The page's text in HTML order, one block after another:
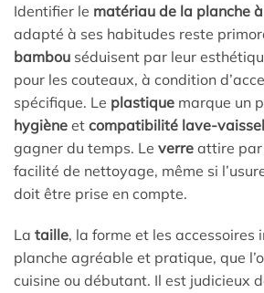
Identifier le matériau de la planche
adapté à ses habitudes reste
bambou séduisent par leur
pour les couteaux, à condition
spécifique. Le plastique marque un
hygiène et compatibilité lave-
gagner du temps. Le verre attire par
facilité de nettoyage, même si
doit être prise en compte.
La taille, la forme et les accessoires
planche agréable et pratique, que
cuisine ou débutant. Il est judicieux